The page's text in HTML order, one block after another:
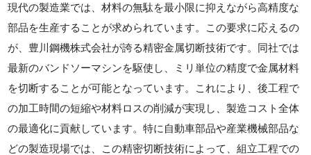
現代の製造業では、材料の無駄を最小限に抑えながら高精度な
部品を生産することが求められています。この要求に応えるの
が、豊川鋼機株式会社が誇る精密金属切断技術です。同社では
最新のバンドソーマシンを駆使し、ミリ単位の精度で金属材料
を切断することが可能となっています。これにより、後工程で
の加工時間の短縮や材料ロスの削減が実現し、製造コスト全体
の最適化に貢献しています。特に自動車部品や産業機械部品な
どの製造現場では、この精密切断技術によって、組立工程での